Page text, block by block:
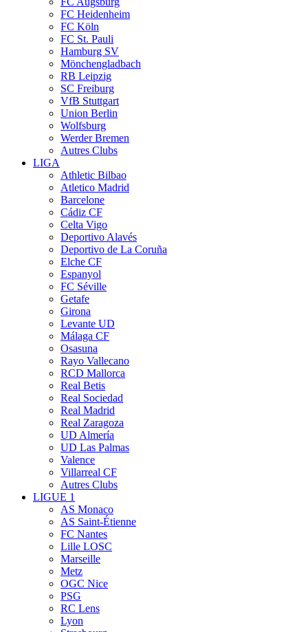
FC Heidenheim
FC Köln
FC St. Pauli
Hamburg SV
Mönchengladbach
RB Leipzig
SC Freiburg
VfB Stuttgart
Union Berlin
Wolfsburg
Werder Bremen
Autres Clubs
LIGA
Athletic Bilbao
Atletico Madrid
Barcelone
Cádiz CF
Celta Vigo
Deportivo Alavés
Deportivo de La Coruña
Elche CF
Espanyol
FC Séville
Getafe
Girona
Levante UD
Málaga CF
Osasuna
Rayo Vallecano
RCD Mallorca
Real Betis
Real Sociedad
Real Madrid
Real Zaragoza
UD Almería
UD Las Palmas
Valence
Villarreal CF
Autres Clubs
LIGUE 1
AS Monaco
AS Saint-Étienne
FC Nantes
Lille LOSC
Marseille
Metz
OGC Nice
PSG
RC Lens
Lyon